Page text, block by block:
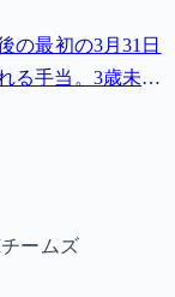
の最初の3月31日
る手当。3歳未満
。
ームズ